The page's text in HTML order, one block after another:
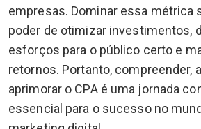
empresas. Dominar essa métrica
poder de otimizar investimentos,
esforços para o público certo e
retornos. Portanto, compreender,
aprimorar o CPA é uma jornada
essencial para o sucesso no